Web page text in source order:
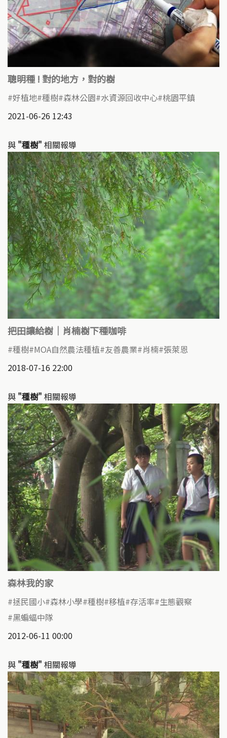
聰明種 ! 對的地方，對的樹
好植地 種樹 森林公園 水資源回收中心 桃園平鎮
2021-06-26 12:43
與 "種樹" 相關報導
把田讓給樹｜肖楠樹下種咖啡
種樹 MOA自然農法種植 友善農業 肖楠 張萊恩
2018-07-16 22:00
與 "種樹" 相關報導
森林我的家
拯民國小 森林小學 種樹 移植 存活率 生態觀察
黑蝙蝠中隊
2012-06-11 00:00
與 "種樹" 相關報導